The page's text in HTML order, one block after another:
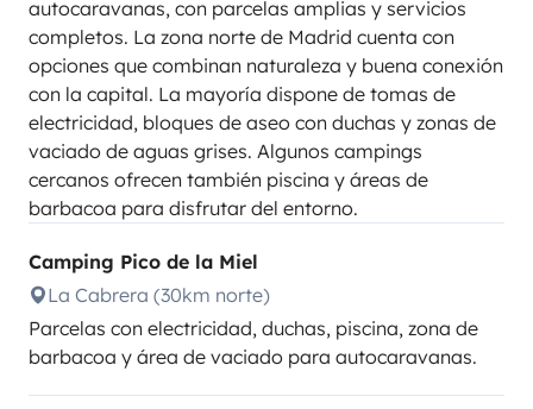
autocaravanas, con parcelas amplias y servicios
completos. La zona norte de Madrid cuenta con
opciones que combinan naturaleza y buena conexión
con la capital. La mayoría dispone de tomas de
electricidad, bloques de aseo con duchas y zonas de
vaciado de aguas grises. Algunos campings
cercanos ofrecen también piscina y áreas de
barbacoa para disfrutar del entorno.
Camping Pico de la Miel
La Cabrera (30km norte)
Parcelas con electricidad, duchas, piscina, zona de
barbacoa y área de vaciado para autocaravanas.